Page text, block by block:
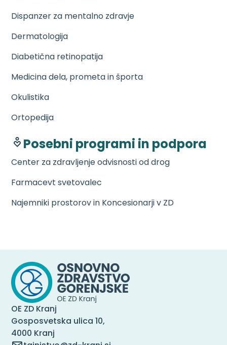
Dispanzer za mentalno zdravje
Dermatologija
Diabetična retinopatija
Medicina dela, prometa in športa
Okulistika
Ortopedija
Posebni programi in podpora
Center za zdravljenje odvisnosti od drog
Farmacevt svetovalec
Najemniki prostorov in Koncesionarji v ZD
OE ZD Kranj
Gosposvetska ulica 10,
4000 Kranj